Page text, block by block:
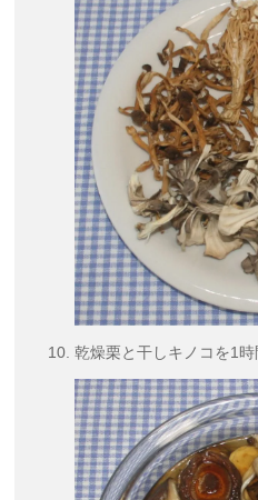
乾燥栗と干しキノコを1時